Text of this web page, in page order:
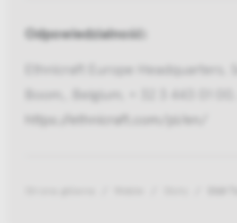
Odpowiedzialność:
Ethnicraft Europe Headquarters,
Boom,, Belgium, + 32 3 443 01
https://ethnicraft.com/pl/en/
Stół